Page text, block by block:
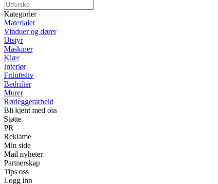
Kategorier
Materialer
Vinduer og dører
Utstyr
Maskiner
Klær
Interiør
Friluftsliv
Bedrifter
Murer
Rørleggerarbeid
Bli kjent med oss
Støtte
PR
Reklame
Min side
Mail nyheter
Partnerskap
Tips oss
Logg inn